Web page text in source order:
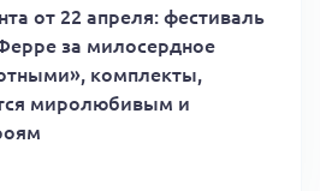
от 22 апреля: фестиваль
за милосердное
комплекты,
миролюбивым и